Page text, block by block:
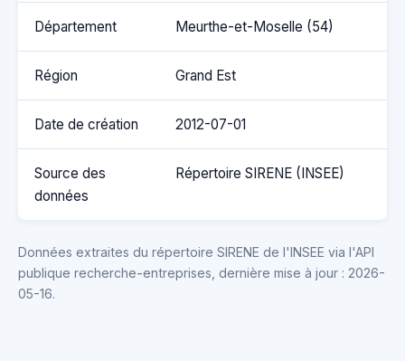
Département Meurthe-et-Moselle (54)
Région Grand Est
Date de création 2012-07-01
Source des
données
Répertoire SIRENE (INSEE)
Données extraites du répertoire SIRENE de l'INSEE via l'API
publique recherche-entreprises, dernière mise à jour : 2026-
05-16.